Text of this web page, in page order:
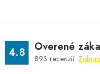
4.8 Overené
893 recenzií.